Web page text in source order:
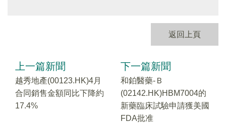
返回上頁
上一篇新聞
越秀地產(00123.HK)4月
合同銷售金額同比下降約
17.4%
下一篇新聞
和鉑醫藥-Ｂ
(02142.HK)HBM7004的
新藥臨床試驗申請獲美國
FDA批准